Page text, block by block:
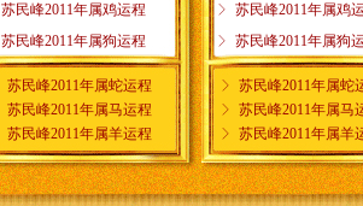
苏民峰2011年属鸡运程
苏民峰2011年属狗运程
ꁕ 苏民峰2011年属鸡
ꁕ 苏民峰2011年属狗
苏民峰2011年属蛇运程
苏民峰2011年属马运程
苏民峰2011年属羊运程
ꁕ 苏民峰2011年属蛇
ꁕ 苏民峰2011年属马
ꁕ 苏民峰2011年属羊